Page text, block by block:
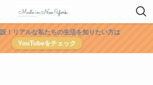
！リアルな私たちの生活を知りたい方は
YouTubeをチェック